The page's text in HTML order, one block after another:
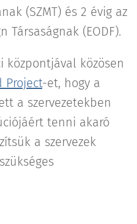
(SZMT) és 2 évig az
Társaságnak (EODF).
központjával közösen
Project-et, hogy a
a szervezetekben
tenni akaró
a szervezek